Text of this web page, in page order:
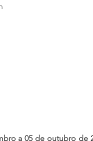
a 05 de outubro de